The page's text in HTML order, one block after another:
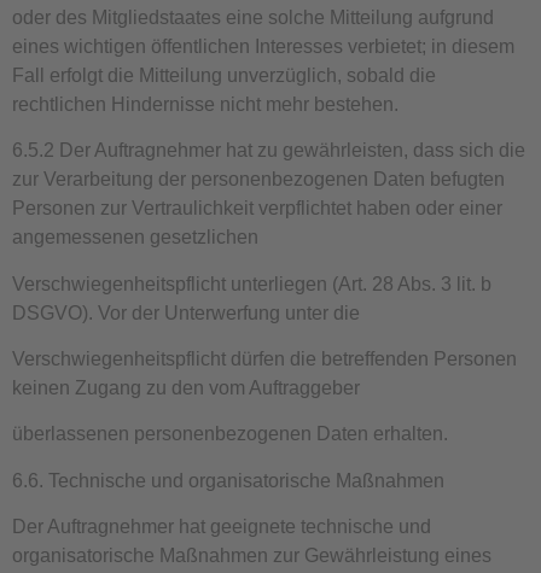
oder des Mitgliedstaates eine solche Mitteilung aufgrund
eines wichtigen öffentlichen Interesses verbietet; in diesem
Fall erfolgt die Mitteilung unverzüglich, sobald die
rechtlichen Hindernisse nicht mehr bestehen.
6.5.2 Der Auftragnehmer hat zu gewährleisten, dass sich die
zur Verarbeitung der personenbezogenen Daten befugten
Personen zur Vertraulichkeit verpflichtet haben oder einer
angemessenen gesetzlichen
Verschwiegenheitspflicht unterliegen (Art. 28 Abs. 3 lit. b
DSGVO). Vor der Unterwerfung unter die
Verschwiegenheitspflicht dürfen die betreffenden Personen
keinen Zugang zu den vom Auftraggeber
überlassenen personenbezogenen Daten erhalten.
6.6. Technische und organisatorische Maßnahmen
Der Auftragnehmer hat geeignete technische und
organisatorische Maßnahmen zur Gewährleistung eines